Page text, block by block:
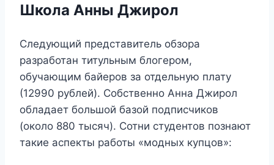
Школа Анны Джирол
Следующий представитель обзора
разработан титульным блогером,
обучающим байеров за отдельную плату
(12990 рублей). Собственно Анна Джирол
обладает большой базой подписчиков
(около 880 тысяч). Сотни студентов познают
такие аспекты работы «модных купцов»: